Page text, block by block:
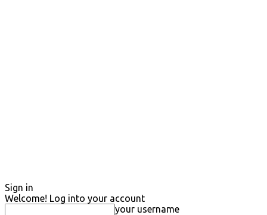
Sign in
Welcome! Log into your account
your username